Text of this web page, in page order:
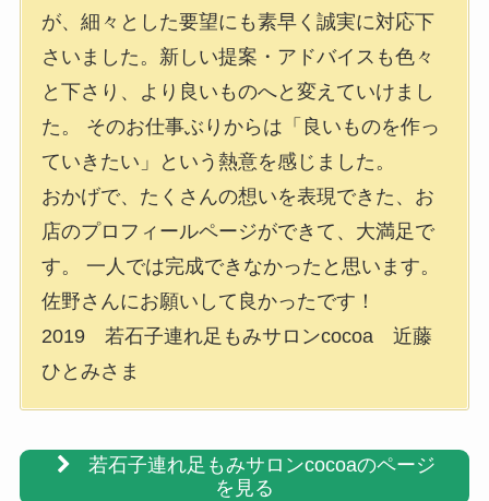
が、細々とした要望にも素早く誠実に対応下
さいました。新しい提案・アドバイスも色々
と下さり、より良いものへと変えていけまし
た。 そのお仕事ぶりからは「良いものを作っ
ていきたい」という熱意を感じました。
おかげで、たくさんの想いを表現できた、お
店のプロフィールページができて、大満足で
す。 一人では完成できなかったと思います。
佐野さんにお願いして良かったです！
2019 若石子連れ足もみサロンcocoa 近藤
ひとみさま
若石子連れ足もみサロンcocoaのページ
を見る